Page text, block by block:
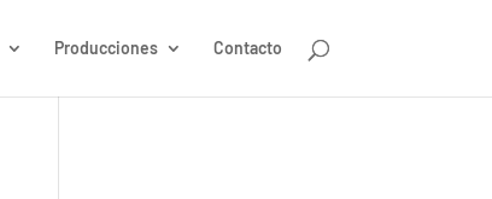
Producciones Contacto